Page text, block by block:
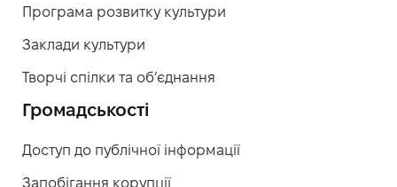
Програма розвитку культури
Заклади культури
Творчі спілки та об’єднання
Громадськості
Доступ до публічної інформації
Запобігання корупції